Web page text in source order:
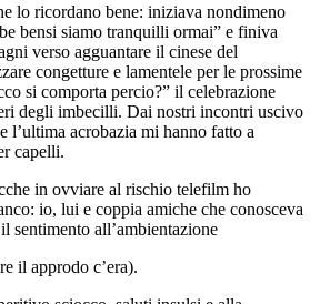
lo ricordano bene: iniziava nondimeno
bensi siamo tranquilli ormai” e finiva
verso agguantare il cinese del
congetture e lamentele per le prossime
si comporta percio?” il celebrazione
degli imbecilli. Dai nostri incontri uscivo
l’ultima acrobazia mi hanno fatto a
capelli.
in ovviare al rischio telefilm ho
io, lui e coppia amiche che conosceva
sentimento all’ambientazione
il approdo c’era).